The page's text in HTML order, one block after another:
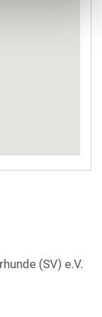
(SV) e.V.